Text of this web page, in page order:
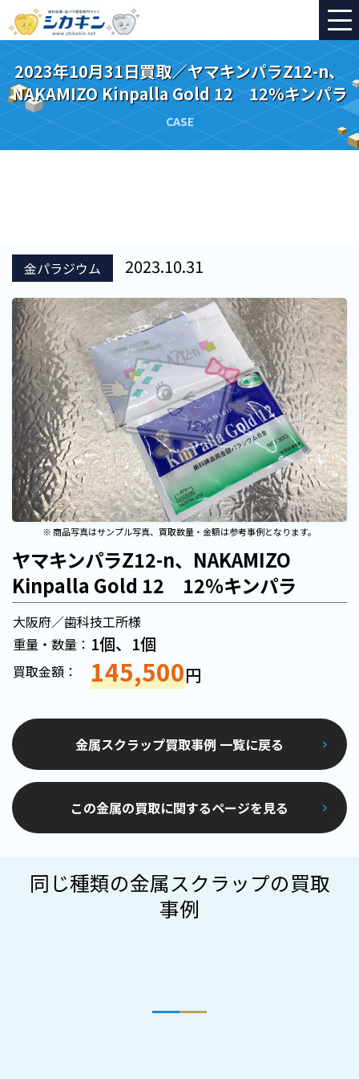
2023年10月31日買取／ヤマキンパラZ12-n、
NAKAMIZO Kinpalla Gold 12 12％キンパラ
CASE
金パラジウム 2023.10.31
※ 商品写真はサンプル写真、買取数量・金額は参考事例となります。
ヤマキンパラZ12-n、NAKAMIZO
Kinpalla Gold 12 12％キンパラ
大阪府／歯科技工所様
重量・数量： 1個、1個
買取金額： 145,500円
金属スクラップ買取事例 一覧に戻る
この金属の買取に関するページを見る
同じ種類の金属スクラップの買取
事例